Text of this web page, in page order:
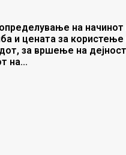
на начинот
и цената за користење
за вршење на
на...